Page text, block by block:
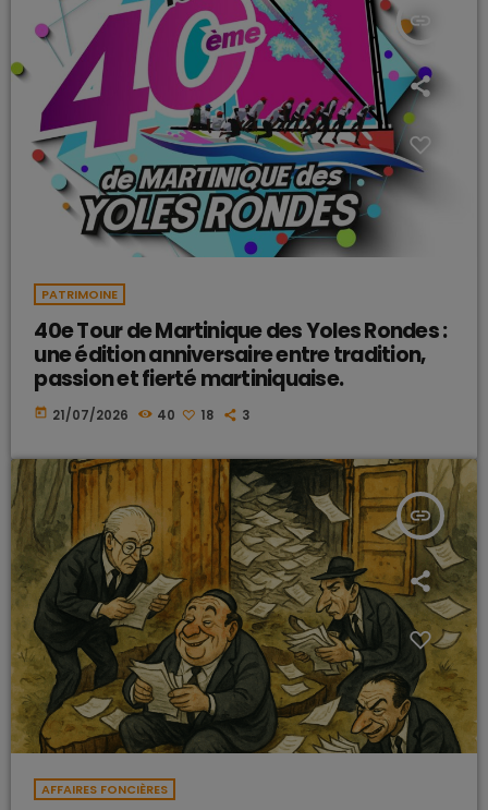
insert_link
PATRIMOINE
40e Tour de Martinique des Yoles Rondes :
une édition anniversaire entre tradition,
passion et fierté martiniquaise.
today 21/07/2026 40 18 3
insert_link
AFFAIRES FONCIÈRES